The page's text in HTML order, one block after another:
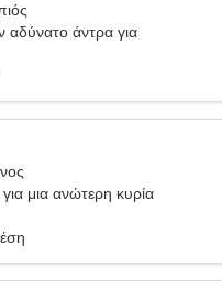
αδύνατο άντρα για
μια ανώτερη κυρία